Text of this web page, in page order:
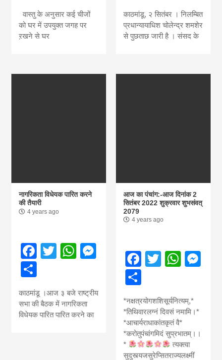
वास्तु के अनुसार कई चीजों
को घर में उपयुक्त जगह पर
ऱखने से घर
काठमांडू, २ सितंबर । निलम्बित
प्रधान्यायाधिश चोलेन्द्र शमशेर
से पुछताछ जारी है । संसद के
नागरिकता विधेयक पारित करने
की तैयारी
4 years ago
Facebook
TwitterWhatsApp
Messenger
काठमांडू ।आज ३ बजे राष्ट्रीय
सभा की बैठक में नागरिकता
विधेयक पारित पारित करने का
आज का पंचांग:-आज दिनांक 2
सितंबर 2022 शुक्रवार शुभसंवत्
2079
4 years ago
Facebook
Twitter
Share
*नक्षत्रयोगशशिसूर्यनित्यम्,*
*तिथिवारलग्नं दिवसं नमामि।*
*आचार्यराधाकांतकृतं वै*
*करोतुपंचांगमिदं सुप्रभातम्।।
*
त्यक्त्वा
सुदुस्त्यजसुरेप्सितराज्यलक्ष्मीं